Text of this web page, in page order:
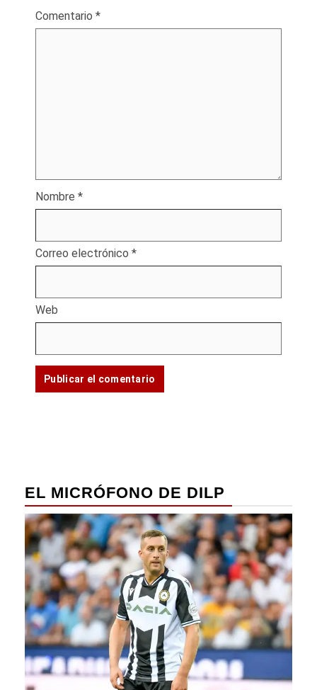
Comentario *
Nombre *
Correo electrónico *
Web
EL MICRÓFONO DE DILP